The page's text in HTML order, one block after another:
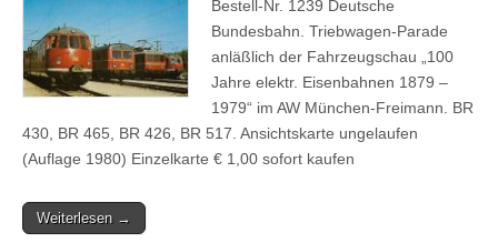
Bestell-Nr. 1239 Deutsche
Bundesbahn. Triebwagen-Parade
anläßlich der Fahrzeugschau „100
Jahre elektr. Eisenbahnen 1879 –
1979“ im AW München-Freimann. BR
430, BR 465, BR 426, BR 517. Ansichtskarte ungelaufen
(Auflage 1980) Einzelkarte € 1,00 sofort kaufen
Weiterlesen →